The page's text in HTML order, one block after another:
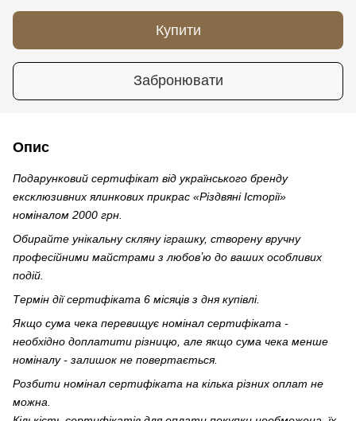
Купити
Забронювати
Опис
Подарунковий сертифікат від українського бренду
ексклюзивних ялинкових прикрас «Різдвяні Історії»
номіналом 2000 грн.
Обирайте унікальну скляну іграшку, створену вручну
професійними майстрами з любовʼю до ваших особливих
подій.
Термін дії сертифіката 6 місяців з дня купівлі.
Якщо сума чека перевищує номінал сертифіката -
необхідно доплатити різницю, але якщо сума чека менше
номіналу - залишок не повертається.
Розбити номінал сертифіката на кілька різних оплат не
можна.